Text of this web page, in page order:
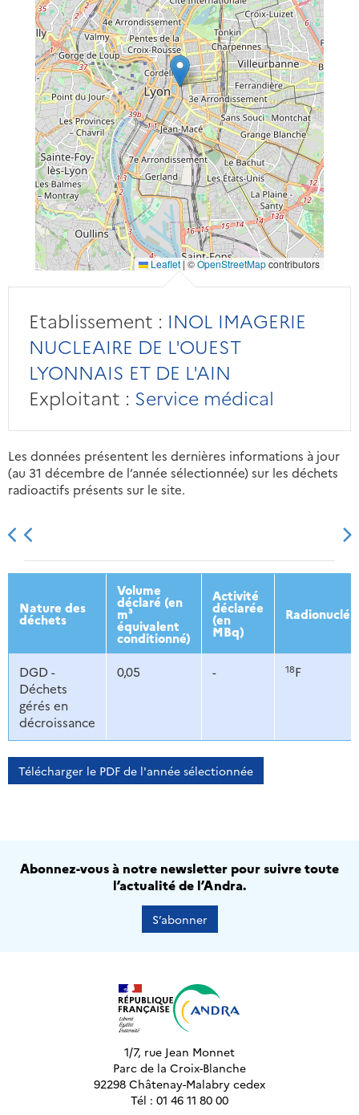
Leaflet|©OpenStreetMapcontributors
Etablissement : INOL IMAGERIE
NUCLEAIRE DE L'OUEST
LYONNAIS ET DE L'AIN
Exploitant : Service médical
Les données présentent les dernières informations à jour
(au 31 décembre de l’année sélectionnée) sur les déchets
radioactifs présents sur le site.
2013 2014 2015 2016
Nature des
déchets
Volume
déclaré (en
m³
équivalent
conditionné)
Activité
déclarée
(en
MBq)
DGD -
Déchets
gérés en
décroissance
0,05 - 18F
Télécharger le PDF de l'année sélectionnée
Abonnez-vous à notre newsletter pour suivre toute
l’actualité de l’Andra.
S’abonner
1/7, rue Jean Monnet
Parc de la Croix-Blanche
92298 Châtenay-Malabry cedex
Tél : 01 46 11 80 00